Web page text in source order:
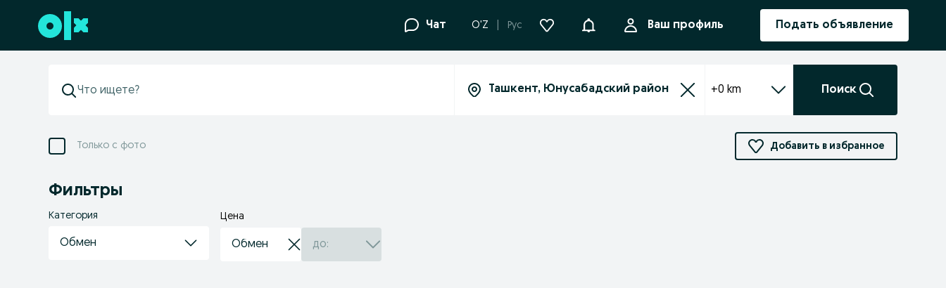
Перейти к нижнему колонтитулу Чат O'Z Рус УведомленияВаш профиль Подать объявление
+0 km Поиск
Только с фото Добавить в избранное
Фильтры
Категория
Обмен
Цена